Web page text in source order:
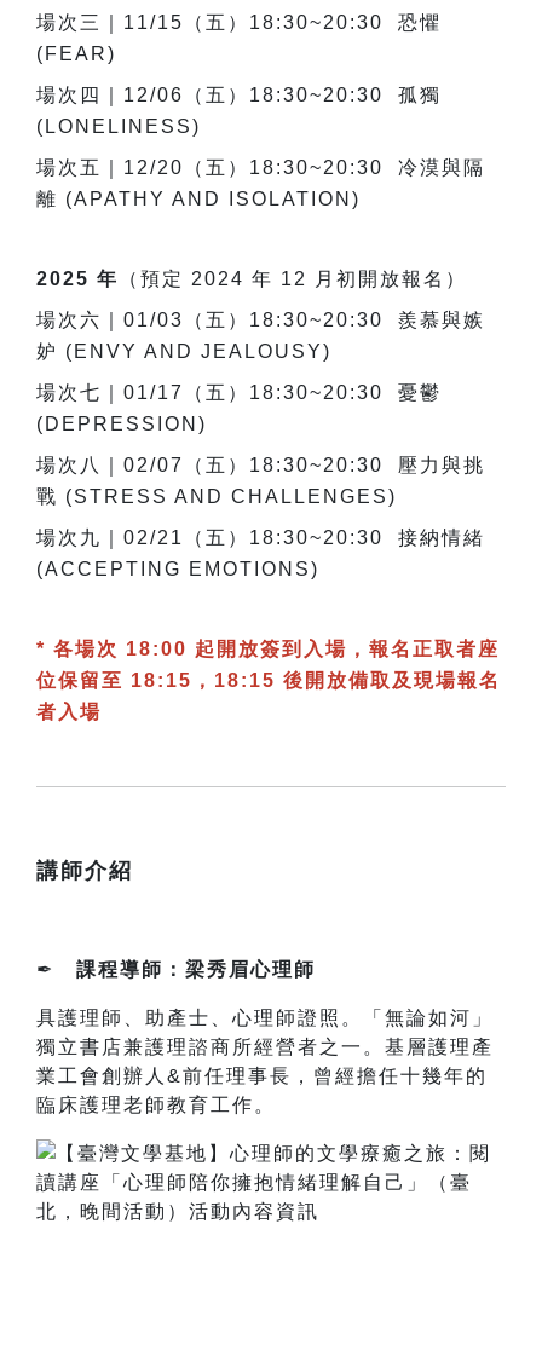
場次三｜11/15（五）18:30~20:30 恐懼
(FEAR)
場次四｜12/06（五）18:30~20:30 孤獨
(LONELINESS)
場次五｜12/20（五）18:30~20:30 冷漠與隔
離 (APATHY AND ISOLATION)
2025 年
（預定 2024 年 12 月初開放報名）
場次六｜01/03（五）18:30~20:30 羨慕與嫉
妒 (ENVY AND JEALOUSY)
場次七｜01/17（五）18:30~20:30 憂鬱
(DEPRESSION)
場次八｜02/07（五）18:30~20:30 壓力與挑
戰 (STRESS AND CHALLENGES)
場次九｜02/21（五）18:30~20:30 接納情緒
(ACCEPTING EMOTIONS)
* 各場次 18:00 起開放簽到入場，報名正取者座
位保留至 18:15，18:15 後開放備取及現場報名
者入場
講師介紹
✒ 課程導師：梁秀眉心理師
具護理師、助產士、心理師證照。「無論如河」
獨立書店兼護理諮商所經營者之一。基層護理產
業工會創辦人&前任理事長，曾經擔任十幾年的
臨床護理老師教育工作。